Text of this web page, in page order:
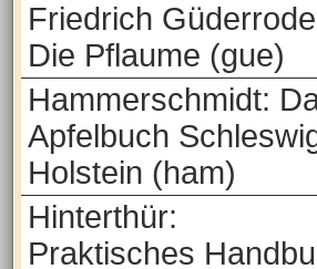
Friedrich
Die Pflaume (gue)
Hammerschmidt:
Apfelbuch
Holstein (ham)
Hinterthür:
Praktisches